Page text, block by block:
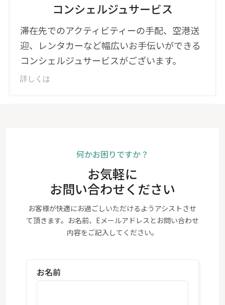
コンシェルジュサービス
滞在先でのアクティビティーの手配、空港送
迎、レンタカーなど幅広いお手伝いができる
コンシェルジュサービスがございます。
詳しくは
お名前
何かお困りですか？
お気軽に
お問い合わせください
お客様が快適にお過ごしいただけるようアシストさせ
て頂きます。お名前、Eメールアドレスとお問い合わせ
内容をご記入してください。